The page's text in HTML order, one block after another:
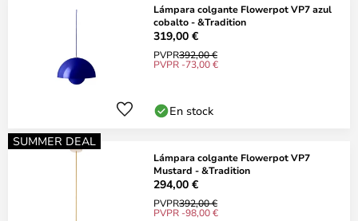
Lámpara colgante Flowerpot VP7 azul
cobalto - &Tradition
319,00 €
PVPR392,00 €
PVPR -73,00 €
En stock
SUMMER DEAL
Lámpara colgante Flowerpot VP7
Mustard - &Tradition
294,00 €
PVPR392,00 €
PVPR -98,00 €